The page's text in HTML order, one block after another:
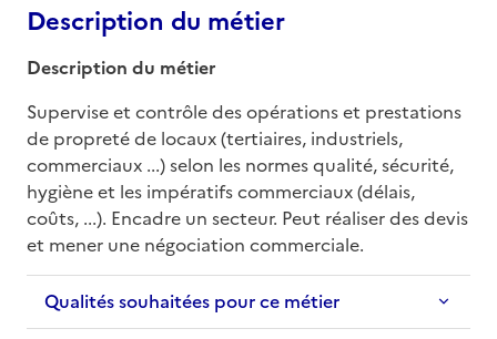
Description du métier
Description du métier
Supervise et contrôle des opérations et prestations
de propreté de locaux (tertiaires, industriels,
commerciaux ...) selon les normes qualité, sécurité,
hygiène et les impératifs commerciaux (délais,
coûts, ...). Encadre un secteur. Peut réaliser des devis
et mener une négociation commerciale.
Qualités souhaitées pour ce métier